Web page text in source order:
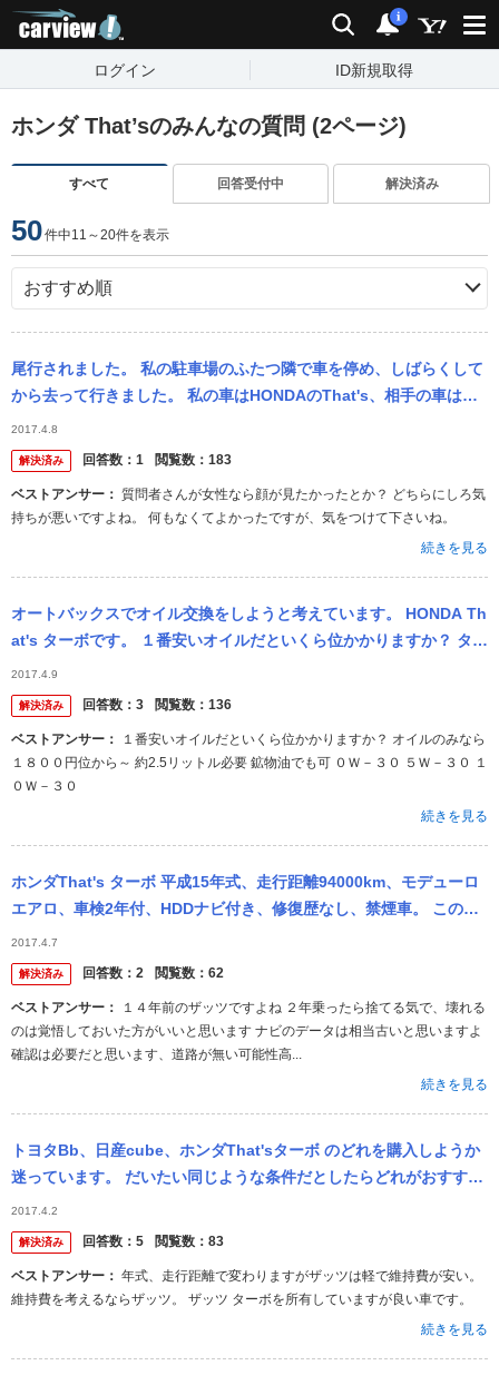
検索 通知
i
ログイン ID新規取得
ホンダ That’sのみんなの質問 (2ページ)
すべて 回答受付中 解決済み
50件中11～20件を表示
尾行されました。 私の駐車場のふたつ隣で車を停め、しばらくして
から去って行きました。 私の車はHONDAのThat's、相手の車はDA
IHATSUのミラココアです。 一体何の目的だったのでし...
2017.4.8
解決済み 回答数： 1 閲覧数： 183
ベストアンサー：
持ちが悪いですよね。 何もなくてよかったですが、気をつけて下さいね。
続きを見る
オートバックスでオイル交換をしようと考えています。 HONDA Th
at's ターボです。 １番安いオイルだといくら位かかりますか？ ター
ボ車なので一般の車より高くつくのでしょうか？
2017.4.9
解決済み 回答数： 3 閲覧数： 136
ベストアンサー：
１８００円位から～ 約2.5リットル必要 鉱物油でも可 ０Ｗ－３０ ５Ｗ－３０ １
０Ｗ－３０
続きを見る
ホンダThat's ターボ 平成15年式、走行距離94000km、モデューロ
エアロ、車検2年付、HDDナビ付き、修復歴なし、禁煙車。 この車
が総額29万円です。 免許取り立ての足代わりとし...
2017.4.7
解決済み 回答数： 2 閲覧数： 62
ベストアンサー：
のは覚悟しておいた方がいいと思います ナビのデータは相当古いと思いますよ
確認は必要だと思います、道路が無い可能性高...
続きを見る
トヨタBb、日産cube、ホンダThat'sターボ のどれを購入しようか
迷っています。 だいたい同じような条件だとしたらどれがおすすめ
ですか？ 曖昧な質問で申し訳ないですが、回答よろしくお願い...
2017.4.2
解決済み 回答数： 5 閲覧数： 83
ベストアンサー：
維持費を考えるならザッツ。 ザッツ ターボを所有していますが良い車です。
続きを見る